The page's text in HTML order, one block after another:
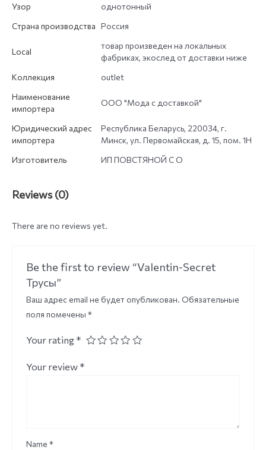
Узор
однотонный
Страна производства Россия
Local
товар произведен на локальных
фабриках, экослед от доставки ниже
Коллекция
outlet
Наименование
импортера
ООО "Мода с доставкой"
Юридический адрес
импортера
Республика Беларусь, 220034, г.
Минск, ул. Первомайская, д. 15, пом. 1Н
Изготовитель
ИП ПОВСТЯНОЙ С О
Reviews (0)
There are no reviews yet.
Be the first to review “Valentin-Secret
Трусы”
Ваш адрес email не будет опубликован. Обязательные
поля помечены *
Your rating *
Your review *
Name *